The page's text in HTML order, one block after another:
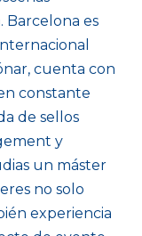
Barcelona es
cuenta con
constante
de sellos
y
un máster
no solo
experiencia